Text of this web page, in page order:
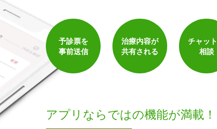
1 検索結果を見る
予診票を
事前送信
治療内容が
共有される
チャッ
相談
アプリならではの機能が満載！